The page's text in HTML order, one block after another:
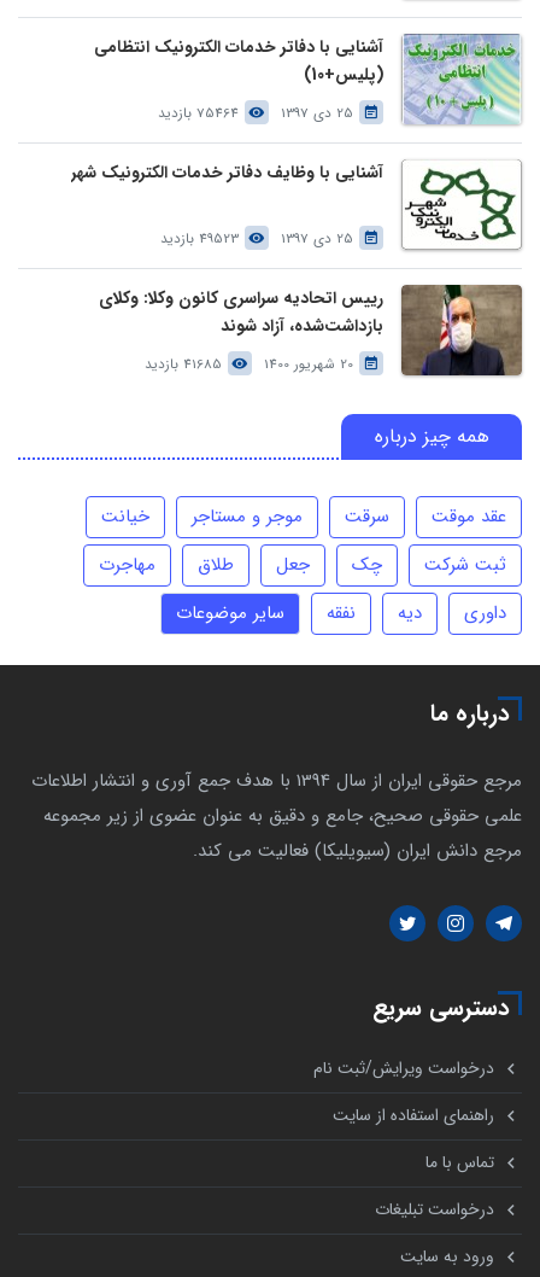
آشنایی با دفاتر خدمات الکترونیک انتظامی
(پلیس+10)
25 دی 1397 75464 بازدید
آشنایی با وظایف دفاتر خدمات الکترونیک شهر
25 دی 1397 49523 بازدید
رییس اتحادیه سراسری کانون وکلا: وکلای
بازداشت‌شده، آزاد شوند
20 شهریور 1400 41685 بازدید
همه چیز درباره
عقد موقت سرقت موجر و مستاجر
خیانت
ثبت شرکت
چک جعل طلاق
مهاجرت
داوری
دیه نفقه سایر موضوعات
درباره ما
مرجع حقوقی ایران از سال 1394 با هدف جمع آوری و انتشار اطلاعات
علمی حقوقی صحیح، جامع و دقیق به عنوان عضوی از زیر مجموعه
مرجع دانش ایران (سیویلیکا) فعالیت می کند.
دسترسی سریع
درخواست ویرایش/ثبت نام
راهنمای استفاده از سایت
تماس با ما
درخواست تبلیغات
ورود به سایت